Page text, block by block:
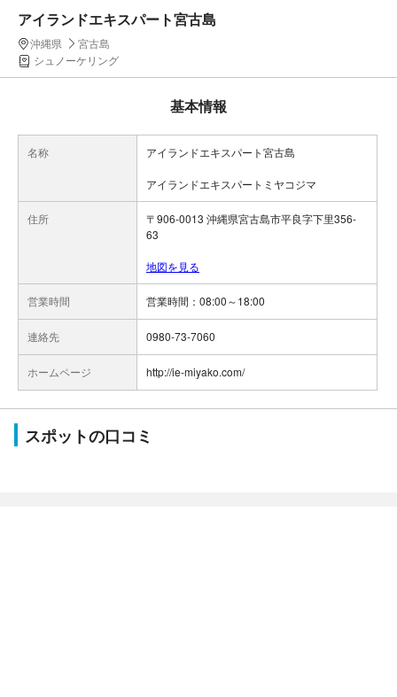
アイランドエキスパート宮古島
沖縄県
宮古島
シュノーケリング
基本情報
名称 アイランドエキスパート宮古島
アイランドエキスパートミヤコジマ
住所
〒906-0013 沖縄県宮古島市平良字下里356-
63
地図を見る
営業時間
連絡先 0980-73-7060
ホームページ http://ie-miyako.com/
スポットの口コミ